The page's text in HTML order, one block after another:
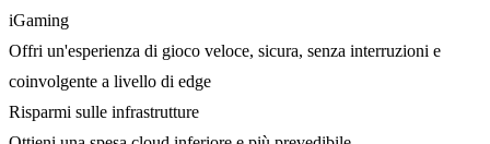
iGaming
Offri un'esperienza di gioco veloce, sicura, senza interruzioni e
coinvolgente a livello di edge
Risparmi sulle infrastrutture